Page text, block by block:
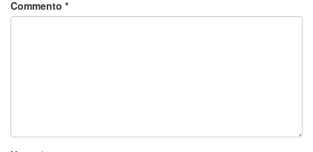
Commento *